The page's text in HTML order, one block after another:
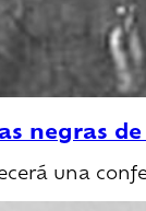
negras
una